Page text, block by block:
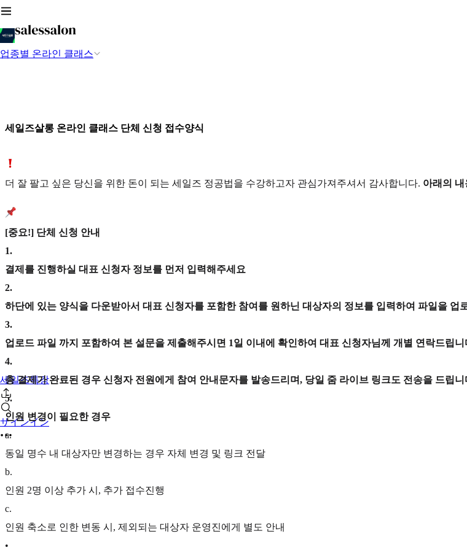
업종별 온라인 클래스
세일즈특강
サインイン
세일즈살롱 온라인 클래스 단체 신청 접수양식
더 잘 팔고 싶은 당신을 위한 돈이 되는 세일즈 정공법을 수강하고자 관심가져주셔서 감사합니다. 아래의
[중요!] 단체 신청 안내
1.
결제를 진행하실 대표 신청자 정보를 먼저 입력해주세요
2.
하단에 있는 양식을 다운받아서 대표 신청자를 포함한 참여를 원하닌 대상자의 정보를 입력하여 파일을 업
3.
업로드 파일 까지 포함하여 본 설문을 제출해주시면 1일 이내에 확인하여 대표 신청자님께 개별 연락드립니
4.
총 결제가 완료된 경우 신청자 전원에게 참여 안내문자를 발송드리며, 당일 줌 라이브 링크도 전송을 드립니
5.
인원 변경이 필요한 경우
a.
동일 명수 내 대상자만 변경하는 경우 자체 변경 및 링크 전달
b.
인원 2명 이상 추가 시, 추가 접수진행
c.
인원 축소로 인한 변동 시, 제외되는 대상자 운영진에게 별도 안내
•